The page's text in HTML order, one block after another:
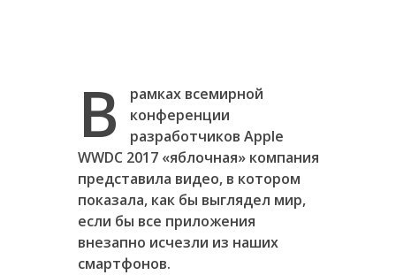
В
рамках всемирной
конференции
разработчиков Apple
WWDC 2017 «яблочная» компания
представила видео, в котором
показала, как бы выглядел мир,
если бы все приложения
внезапно исчезли из наших
смартфонов.